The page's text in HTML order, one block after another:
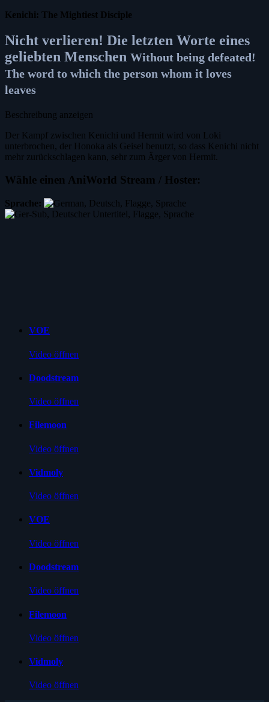
Kenichi: The Mightiest Disciple
Nicht verlieren! Die letzten Worte eines
geliebten Menschen Without being defeated!
The word to which the person whom it loves
leaves
Beschreibung anzeigen
Der Kampf zwischen Kenichi und Hermit wird von Loki
unterbrochen, der Honoka als Geisel benutzt, so dass Kenichi nicht
mehr zurückschlagen kann, sehr zum Ärger von Hermit.
Wähle einen AniWorld Stream / Hoster:
Sprache:
VOE
Video öffnen
Doodstream
Video öffnen
Filemoon
Video öffnen
Vidmoly
Video öffnen
VOE
Video öffnen
Doodstream
Video öffnen
Filemoon
Video öffnen
Vidmoly
Video öffnen